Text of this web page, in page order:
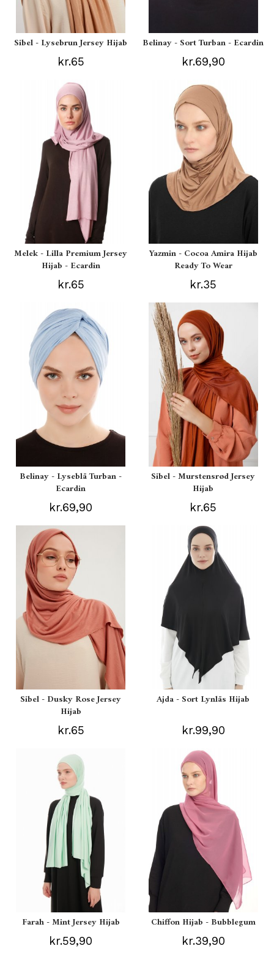
Sibel - Lysebrun Jersey Hijab
kr.65
Belinay - Sort Turban - Ecardin
kr.69,90
Melek - Lilla Premium Jersey
Hijab - Ecardin
kr.65
Yazmin - Cocoa Amira Hijab
Ready To Wear
kr.35
Belinay - Lyseblå Turban -
Ecardin
kr.69,90
Sibel - Murstensrød Jersey
Hijab
kr.65
Sibel - Dusky Rose Jersey
Hijab
kr.65
Ajda - Sort Lynlås Hijab
kr.99,90
Farah - Mint Jersey Hijab
kr.59,90
Chiffon Hijab - Bubblegum
kr.39,90